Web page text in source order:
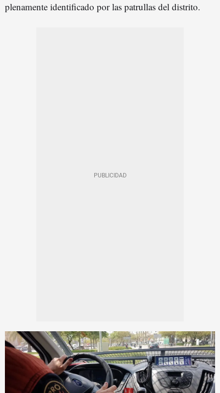
plenamente identificado por las patrullas del distrito.